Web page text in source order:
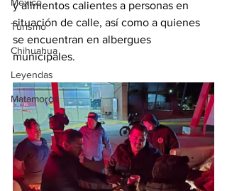
Turismo
Chihuahua
Leyendas
Matamoros
y alimentos calientes a personas en
situación de calle, así como a quienes
se encuentran en albergues
municipales.